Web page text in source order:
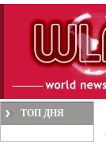
ТОП ДНЯ